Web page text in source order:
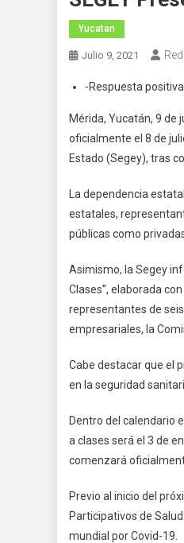
Yucatan
Julio 9, 2021
-Respuesta
Mérida, Yucatán, 9 de
oficialmente el 8 de
Estado (Segey), tras
La dependencia
estatales,
públicas como
Asimismo, la Segey
Clases”, elaborada
representantes de
empresariales, la
Cabe destacar que el
en la seguridad
Dentro del calendario
a clases será el 3 de
comenzará
Previo al inicio del
Participativos de
mundial por Covid-19.